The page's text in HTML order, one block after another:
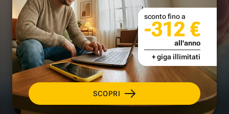
SCOPRI
sconto fino a
-312 €
all'anno
+ giga illimitati